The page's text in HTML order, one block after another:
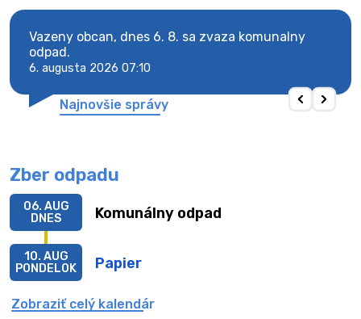
Vazeny obcan, dnes 6. 8. sa zvaza komunalny
odpad.
6. augusta 2026 07:10
Najnovšie správy
Zber odpadu
Komunálny odpad
06. AUG
DNES
Papier
10. AUG
PONDELOK
Zobraziť celý kalendár